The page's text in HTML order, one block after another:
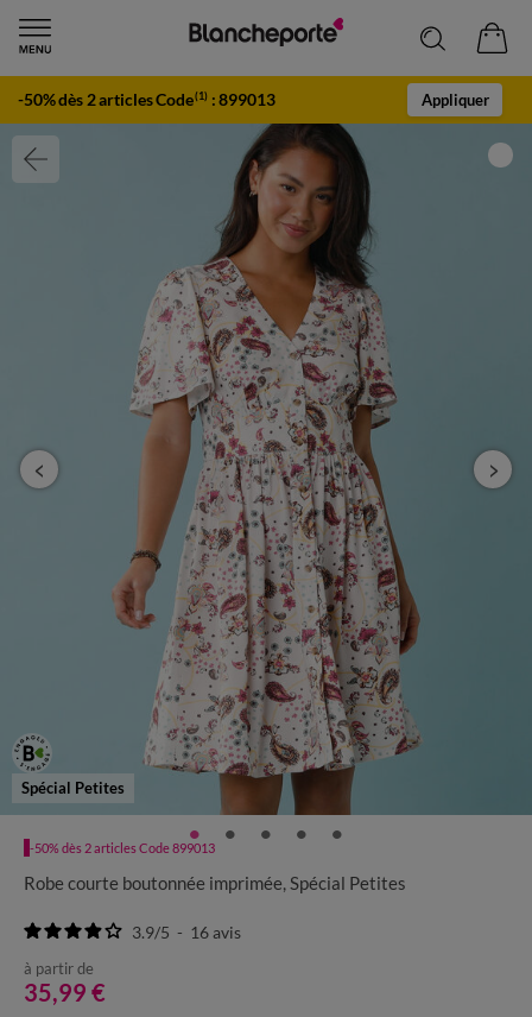
-50% dès 2 articles Code(1) :899013 Appliquer
Spécial Petites
-50% dès 2 articles Code 899013
Robe courte boutonnée imprimée, Spécial Petites
3.9/5 - 16avis
à partir de
35,99 €